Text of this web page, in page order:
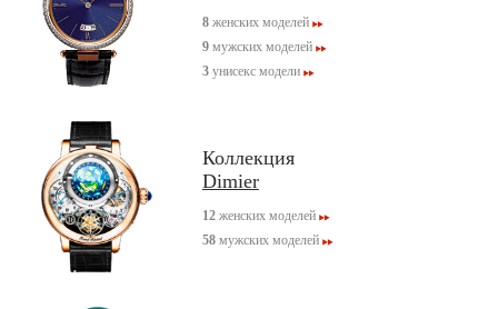
8женских моделей
9мужских моделей
3унисекс модели
Коллекция
Dimier
12женских моделей
58мужских моделей